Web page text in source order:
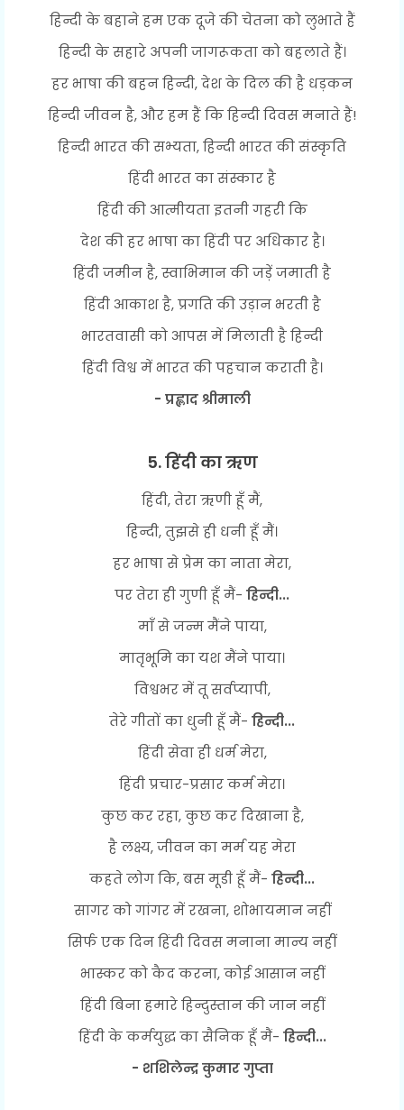
हिन्दी के बहाने हम एक दूजे की चेतना को लुभाते हैं
हिन्दी के सहारे अपनी जागरूकता को बहलाते हैं।
हर भाषा की बहन हिन्दी, देश के दिल की है धड़कन
हिन्दी जीवन है, और हम हैं कि हिन्दी दिवस मनाते हैं!
हिन्दी भारत की सभ्यता, हिन्दी भारत की संस्कृति
हिंदी भारत का संस्कार है
हिंदी की आत्मीयता इतनी गहरी कि
देश की हर भाषा का हिंदी पर अधिकार है।
हिंदी जमीन है, स्वाभिमान की जड़ें जमाती है
हिंदी आकाश है, प्रगति की उड़ान भरती है
भारतवासी को आपस में मिलाती है हिन्दी
हिंदी विश्व में भारत की पहचान कराती है।
- प्रह्लाद श्रीमाली
5. हिंदी का ऋण
हिंदी, तेरा ऋणी हूँ मैं,
हिन्दी, तुझसे ही धनी हूँ मैं।
हर भाषा से प्रेम का नाता मेरा,
पर तेरा ही गुणी हूँ मैं- हिन्दी...
माँ से जन्म मैंने पाया,
मातृभूमि का यश मैंने पाया।
विश्वभर में तू सर्वप्यापी,
तेरे गीतों का धुनी हूँ मैं- हिन्दी...
हिंदी सेवा ही धर्म मेरा,
हिंदी प्रचार-प्रसार कर्म मेरा।
कुछ कर रहा, कुछ कर दिखाना है,
है लक्ष्य, जीवन का मर्म यह मेरा
कहते लोग कि, बस मूडी हूँ मैं- हिन्दी...
सागर को गांगर में रखना, शोभायमान नहीं
सिर्फ एक दिन हिंदी दिवस मनाना मान्य नहीं
भास्कर को कैद करना, कोई आसान नहीं
हिंदी बिना हमारे हिन्दुस्तान की जान नहीं
हिंदी के कर्मयुद्ध का सैनिक हूँ मैं- हिन्दी...
- शशिलेन्द्र कुमार गुप्ता